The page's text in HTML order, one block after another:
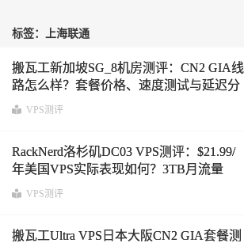
标签：上海联通
搬瓦工新加坡SG_8机房测评：CN2 GIA线
路怎么样？套餐价格、速度测试与延迟分
析
VPS测评
RackNerd洛杉矶DC03 VPS测评：$21.99/
年美国VPS实际表现如何？3TB月流量
@1Gbps带宽，三网去程回程路由、IP质
VPS测评
搬瓦工Ultra VPS日本大阪CN2 GIA套餐测